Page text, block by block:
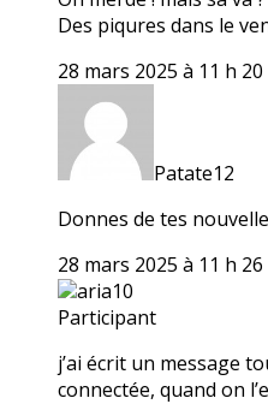
Des piqures dans le
28 mars 2025 à 11 h
Patate12
Donnes de tes
28 mars 2025 à 11 h
aria10
Participant
j’ai écrit un message
connectée, quand on